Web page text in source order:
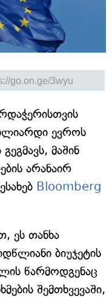
ევროს
მაშინ
არანაირ
Bloomberg
ეს თანხა
ბიუჯეტის
წარმოდგენაც
შემთხვევაში,